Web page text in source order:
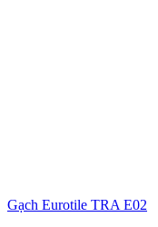
Gạch Eurotile TRA E02